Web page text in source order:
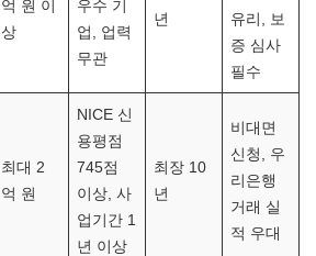
억 원 이
상
우수 기
업, 업력
무관
년
유리, 보
증 심사
필수
최대 2
억 원
NICE 신
용평점
745점
이상, 사
업기간 1
년 이상
최장 10
년
비대면
신청, 우
리은행
거래 실
적 우대